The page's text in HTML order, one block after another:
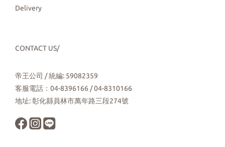
Delivery
CONTACT US/
帝王公司 / 統編: 59082359
客服電話：04-8396166 / 04-8310166
地址: 彰化縣員林市萬年路三段274號